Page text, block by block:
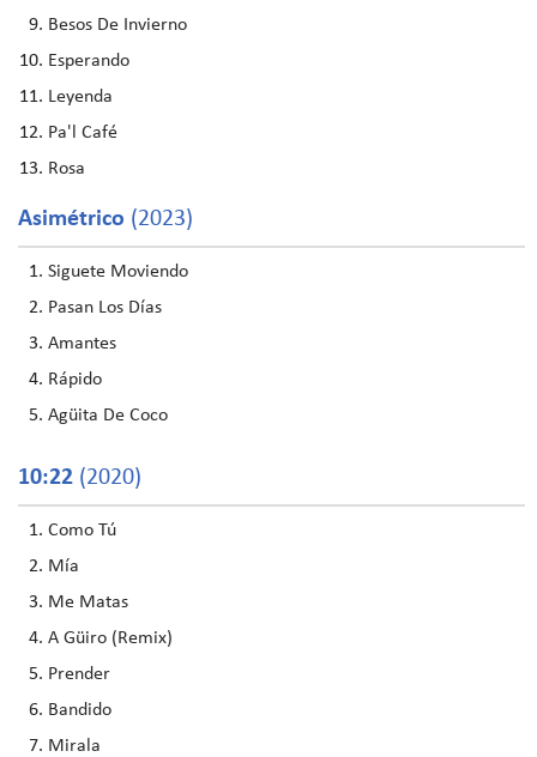
Besos De Invierno
Esperando
Leyenda
Pa'l Café
Rosa
Asimétrico (2023)
Siguete Moviendo
Pasan Los Días
Amantes
Rápido
Agüita De Coco
10:22 (2020)
Como Tú
Mía
Me Matas
A Güiro (Remix)
Prender
Bandido
Mirala